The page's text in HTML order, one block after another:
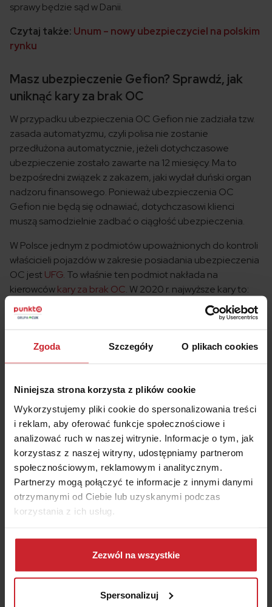
Zgoda Szczegóły O plikach cookies
Niniejsza strona korzysta z plików cookie
Wykorzystujemy pliki cookie do spersonalizowania treści
i reklam, aby oferować funkcje społecznościowe i
analizować ruch w naszej witrynie. Informacje o tym, jak
korzystasz z naszej witryny, udostępniamy partnerom
społecznościowym, reklamowym i analitycznym.
Partnerzy mogą połączyć te informacje z innymi danymi
otrzymanymi od Ciebie lub uzyskanymi podczas
korzystania z ich usług.
Dowiedz się więcej na temat tego, kim jesteśmy, jak
można się z nami skontaktować i w jaki sposób
przetwarzamy dane osobowe w ramachPolityki
Zezwól na wszystkie
Spersonalizuj
sprawy będzie sąd w Danii.
Czytaj także: Unum – nowy ubezpieczyciel na polskim
rynku
Masz ubezpieczenie Gefion? Sprawdź, jak
uniknąć kary za brak OC
W przypadku ubezpieczenia OC Gefion nie zadziała tzw.
zasada automatyzmu, czyli polisa nie zostanie
przedłużona automatycznie, jeżeli dotychczasowe
ubezpieczenie zostało zawarte na 12 miesięcy. Ma to
bezpośredni związek z zakazem, jaki wydał duński organ
nadzoru finansowego. Ponieważ ubezpieczenia OC
Gefion nie będą się odnawiać, dotychczasowi klienci
muszą samodzielnie zadbać o ciągłość ubezpieczenia.
W Polsce jednym z podmiotów upoważnionych do kontroli
właścicieli pojazdów w zakresie posiadania ubezpieczenia
OC jest UFG. To właśnie ten podmiot nakłada na
kierowcówkary za brak OC. W 2020 r. najwyższe kary to:
7800 zł – dla pojazdów ciężarowych, ciągników
5200 zł – dla samochodów osobowych,
odnowi się, ale wygaśnie z upływem okresu, na jaki
została zawarta! Nawet jeden dzień przerwy w
ubezpieczeniu spowoduje, że zostaniesz ukarany
wysoką opłatą karną.